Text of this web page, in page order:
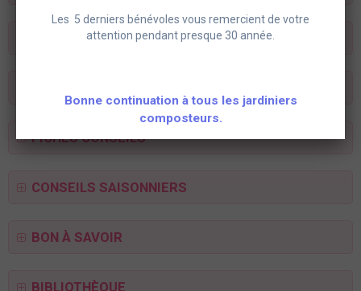
POUR RECEVOIR LA LETTRE D'INFOS
FICHES CONSEILS
CONSEILS SAISONNIERS
BON À SAVOIR
BIBLIOTHÈQUE
Les 5 derniers bénévoles vous remercient de votre
attention pendant presque 30 année.
Bonne continuation à tous les jardiniers
composteurs.